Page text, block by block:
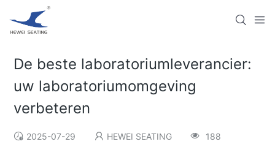
De beste laboratoriumleverancier:
uw laboratoriumomgeving
verbeteren
2025-07-29 HEWEI SEATING 188